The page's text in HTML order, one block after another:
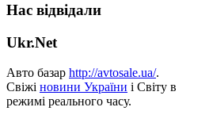
Нас відвідали
Ukr.Net
Авто базар http://avtosale.ua/.
Свіжі новини України і Світу в
режимі реального часу.